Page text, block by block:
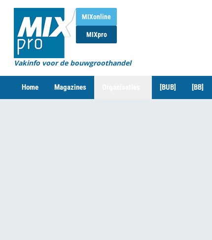
MIXonline
MIXpro
Vakinfo voor de bouwgroothandel
Home Magazines [BUB] [BB]